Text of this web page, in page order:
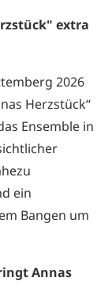
extra
2026
Herzstück“
Ensemble in
ein
Bangen um
Annas